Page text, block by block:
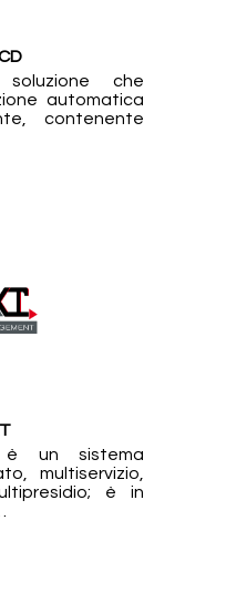
che
automatica
contenente
un sistema
multiservizio,
è in